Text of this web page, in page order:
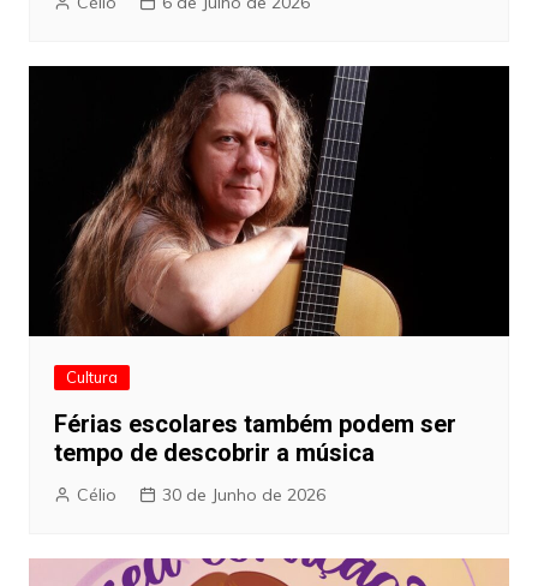
Cultura
Férias escolares também podem ser
tempo de descobrir a música
Célio 30 de Junho de 2026